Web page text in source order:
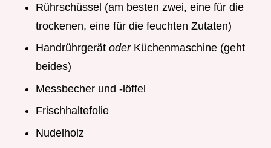
Rührschüssel (am besten zwei, eine für die
trockenen, eine für die feuchten Zutaten)
Handrührgerät oder Küchenmaschine (geht
beides)
Messbecher und -löffel
Frischhaltefolie
Nudelholz